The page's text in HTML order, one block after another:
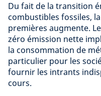
Du fait de la transition
combustibles fossiles,
premières augmente.
zéro émission nette
la consommation de
particulier pour les
fournir les intrants
cours.